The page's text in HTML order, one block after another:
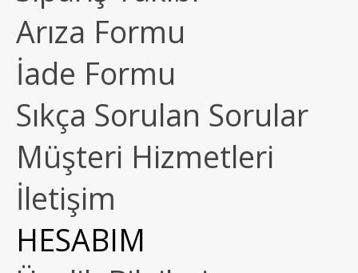
Arıza Formu
İade Formu
Sıkça Sorulan Sorular
Müşteri Hizmetleri
İletişim
HESABIM